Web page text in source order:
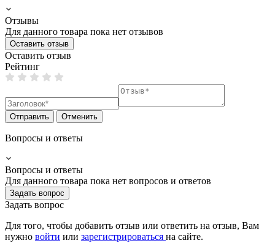
Отзывы
Для данного товара пока нет отзывов
Оставить отзыв
Оставить отзыв
Рейтинг
Отправить Отменить
Вопросы и ответы
Вопросы и ответы
Для данного товара пока нет вопросов и ответов
Задать вопрос
Задать вопрос
Для того, чтобы добавить отзыв или ответить на отзыв, Вам
нужно войти или зарегистрироваться на сайте.